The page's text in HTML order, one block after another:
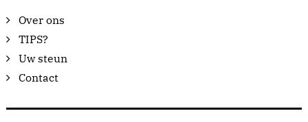
Over ons
TIPS?
Uw steun
Contact